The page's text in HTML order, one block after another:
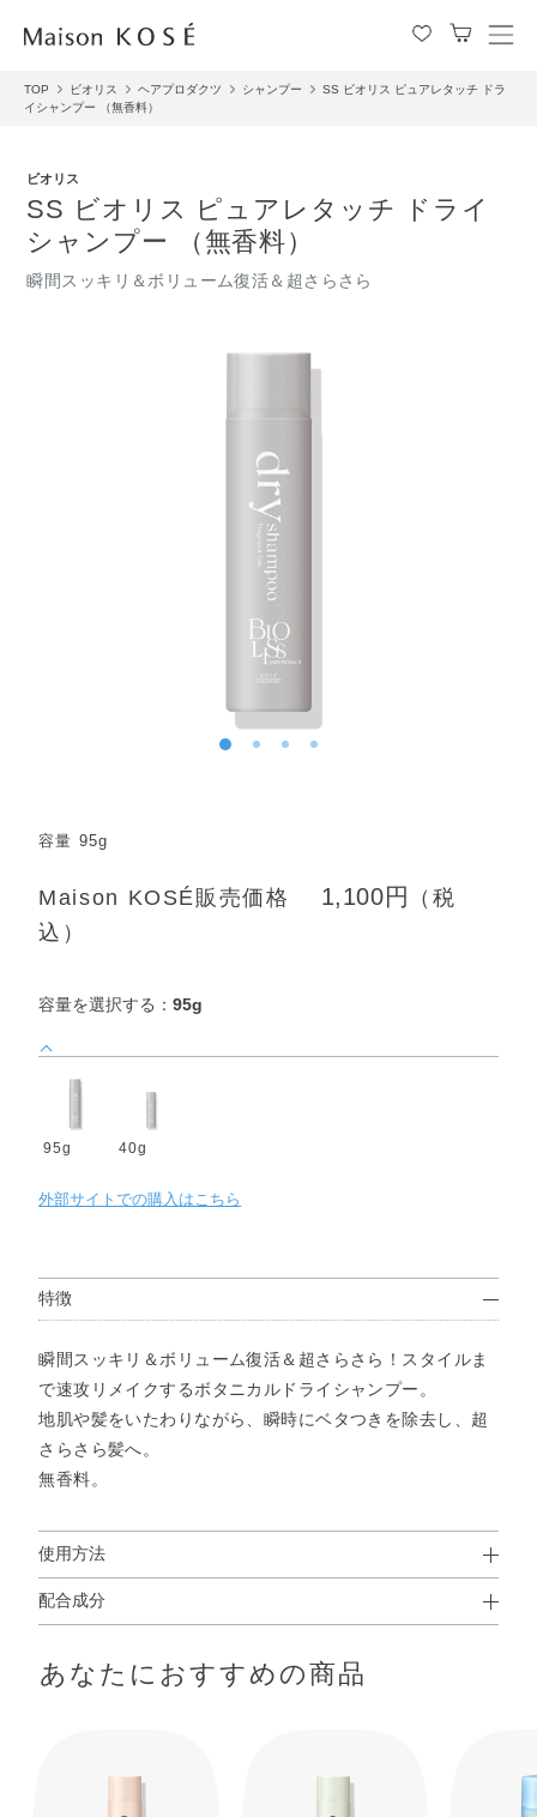
メ
ュ
TOP ビオリス ヘアプロダクツ シャンプー
SS ビオリス ピュアレタッチ ドラ
イシャンプー （無香料）
ビオリス
SS ビオリス ピュアレタッチ ドライ
シャンプー （無香料）
瞬間スッキリ＆ボリューム復活＆超さらさら
容量 95g
Maison KOSÉ販売価格 1,100円
（税
込）
容量を選択する：95g
95g 40g
外部サイトでの購入はこちら
特徴
瞬間スッキリ＆ボリューム復活＆超さらさら！スタイルま
で速攻リメイクするボタニカルドライシャンプー。
地肌や髪をいたわりながら、瞬時にベタつきを除去し、超
さらさら髪へ。
無香料。
使用方法
使用方法
●容器を上下によく振ってからお使いください。
①髪から15～20cmくらいはなし、髪を小分けにしながら地肌・髪の
りのぞきながらヘアスタイルをととのえてください。
配合成分
ガニアスピノサ核油・オリーブ果実油・カニナバラ果実
あなたにおすすめの商品